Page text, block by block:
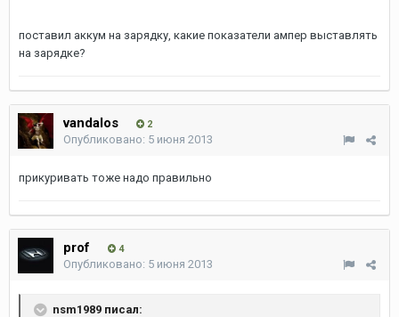
поставил аккум на зарядку, какие показатели ампер выставлять
на зарядке?
vandalos 2
Опубликовано: 5 июня 2013
прикуривать тоже надо правильно
prof 4
Опубликовано: 5 июня 2013
nsm1989 писал: